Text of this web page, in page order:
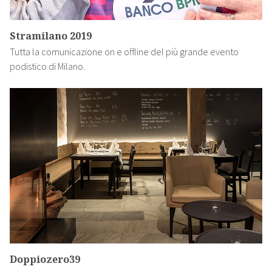
Stramilano 2019
Tutta la comunicazione on e offline del più grande evento
podistico di Milano.
Doppiozero39